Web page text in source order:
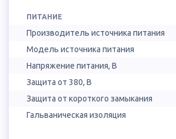
ПИТАНИЕ
Производитель источника питания
Модель источника питания
Напряжение питания, В
Защита от 380, В
Защита от короткого замыкания
Гальваническая изоляция